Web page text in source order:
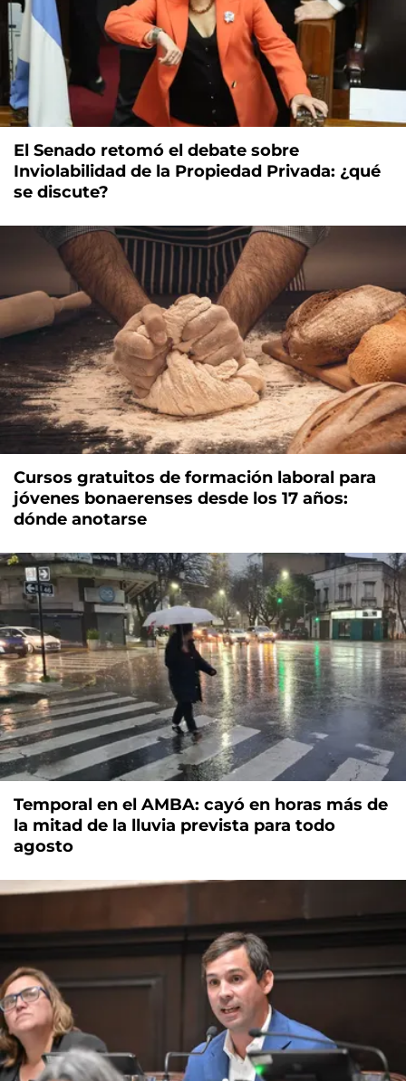
El Senado retomó el debate sobre
Inviolabilidad de la Propiedad Privada: ¿qué
se discute?
Cursos gratuitos de formación laboral para
jóvenes bonaerenses desde los 17 años:
dónde anotarse
Temporal en el AMBA: cayó en horas más de
la mitad de la lluvia prevista para todo
agosto